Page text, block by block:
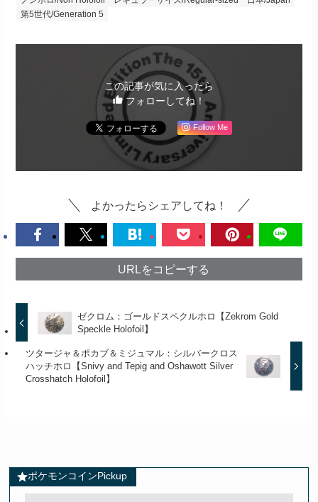
第5世代/Generation 5
この記事が気に入ったら
フォローしてね！
Follow Me
よかったらシェアしてね！
URLをコピーする
ゼクロム：ゴールドスペクルホロ【Zekrom Gold
Speckle Holofoil】
ツタージャ＆ポカブ＆ミジュマル：シルバークロス
ハッチホロ【Snivy and Tepig and Oshawott Silver
Crosshatch Holofoil】
ポケモンコインPickup